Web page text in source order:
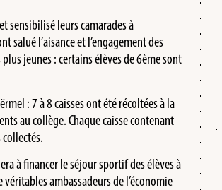
sensibilisé leurs camarades à
salué l’aisance et l’engagement des
jeunes : certains élèves de 6ème sont
: 7 à 8 caisses ont été récoltées à la
au collège. Chaque caisse contenant
à financer le séjour sportif des élèves à
ambassadeurs de l’économie